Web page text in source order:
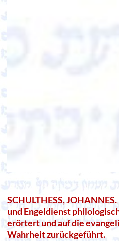
SCHULTHESS,
und Engeldienst
erörtert und auf die
Wahrheit zurückgeführt.